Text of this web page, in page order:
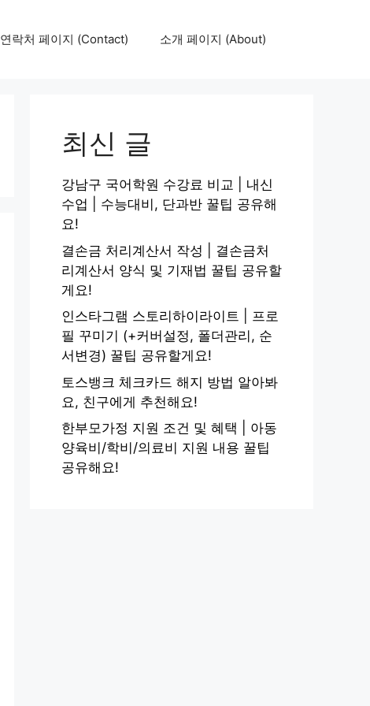
연락처 페이지 (Contact) 소개 페이지 (About)
최신 글
강남구 국어학원 수강료 비교 | 내신
수업 | 수능대비, 단과반 꿀팁 공유해
요!
결손금 처리계산서 작성 | 결손금처
리계산서 양식 및 기재법 꿀팁 공유할
게요!
인스타그램 스토리하이라이트 | 프로
필 꾸미기 (+커버설정, 폴더관리, 순
서변경) 꿀팁 공유할게요!
토스뱅크 체크카드 해지 방법 알아봐
요, 친구에게 추천해요!
한부모가정 지원 조건 및 혜택 | 아동
양육비/학비/의료비 지원 내용 꿀팁
공유해요!